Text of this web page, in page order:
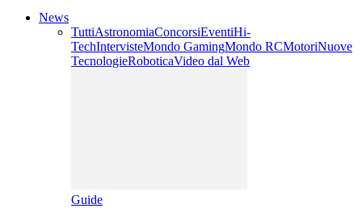
News
TuttiAstronomiaConcorsiEventiHi-
TechIntervisteMondo GamingMondo RCMotoriNuove
TecnologieRoboticaVideo dal Web
Guide